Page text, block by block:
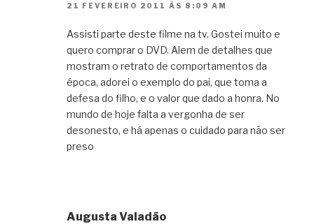
21 FEVEREIRO 2011 ÀS 8:09 AM
Assisti parte deste filme na tv. Gostei muito e
quero comprar o DVD. Alem de detalhes que
mostram o retrato de comportamentos da
época, adorei o exemplo do pai, que toma a
defesa do filho, e o valor que dado a honra. No
mundo de hoje falta a vergonha de ser
desonesto, e há apenas o cuidado para não ser
preso
Augusta Valadão